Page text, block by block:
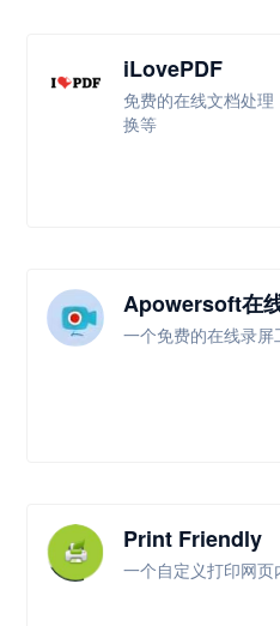
iLovePDF
免费的在线文档处
换等
Apowersoft在
一个免费的在线录屏
Print Friendly
一个自定义打印网页